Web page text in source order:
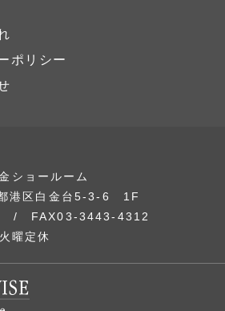
ポリシー
ショールーム
港区白金台5-3-6 1F
/ FAX03-3443-4312
曜定休